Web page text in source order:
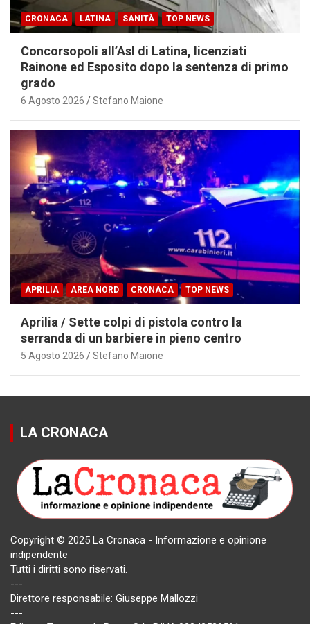
CRONACA LATINA SANITÀ TOP NEWS
Concorsopoli all’Asl di Latina, licenziati
Rainone ed Esposito dopo la sentenza di primo
grado
6 Agosto 2026 Stefano Maione
APRILIA AREA NORD CRONACA TOP NEWS
Aprilia / Sette colpi di pistola contro la
serranda di un barbiere in pieno centro
5 Agosto 2026 Stefano Maione
LA CRONACA
Copyright © 2025 La Cronaca - Informazione e opinione
indipendente
Tutti i diritti sono riservati.
---
Direttore responsabile: Giuseppe Mallozzi
---